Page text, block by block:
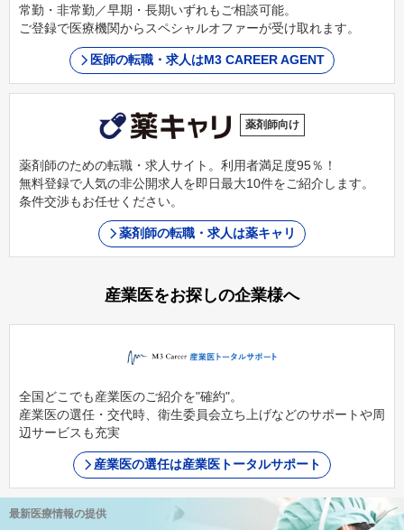
常勤・非常勤／早期・長期いずれもご相談可能。
ご登録で医療機関からスペシャルオファーが受け取れます。
医師の転職・求人はM3 CAREER AGENT
薬剤師向け
薬剤師のための転職・求人サイト。利用者満足度95％！
無料登録で人気の非公開求人を即日最大10件をご紹介します。
条件交渉もお任せください。
薬剤師の転職・求人は薬キャリ
産業医をお探しの企業様へ
全国どこでも産業医のご紹介を"確約"。
産業医の選任・交代時、衛生委員会立ち上げなどのサポートや周
辺サービスも充実
産業医の選任は産業医トータルサポート
最新医療情報の提供